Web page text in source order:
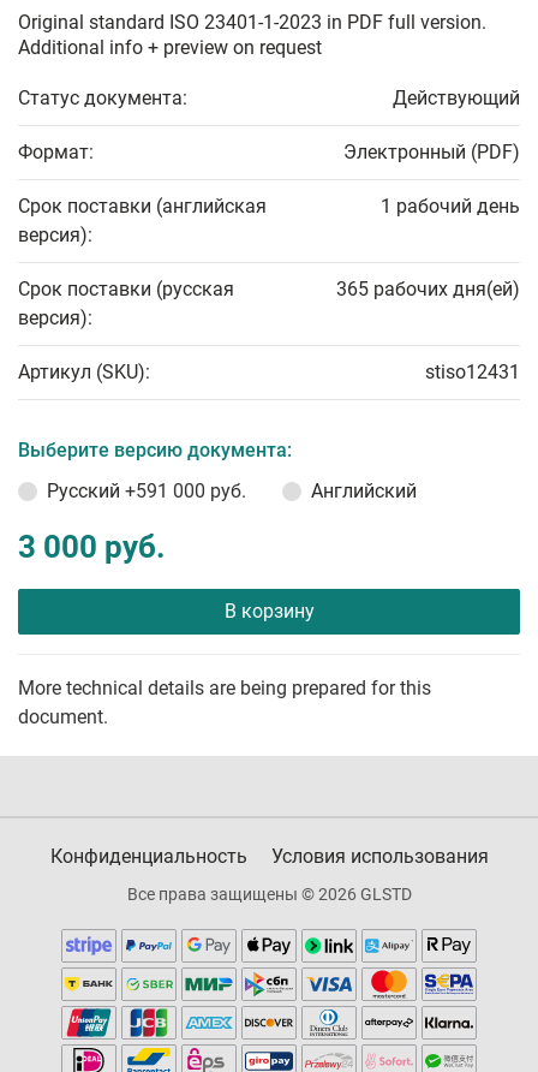
Original standard ISO 23401-1-2023 in PDF full version.
Additional info + preview on request
Статус документа: Действующий
Формат: Электронный (PDF)
Срок поставки (английская
версия):
1 рабочий день
Срок поставки (русская
версия):
365 рабочих дня(ей)
Артикул (SKU): stiso12431
Выберите версию документа:
Русский +591 000 руб. Английский
3 000 руб.
В корзину
More technical details are being prepared for this
document.
Конфиденциальность Условия использования
Все права защищены © 2026 GLSTD